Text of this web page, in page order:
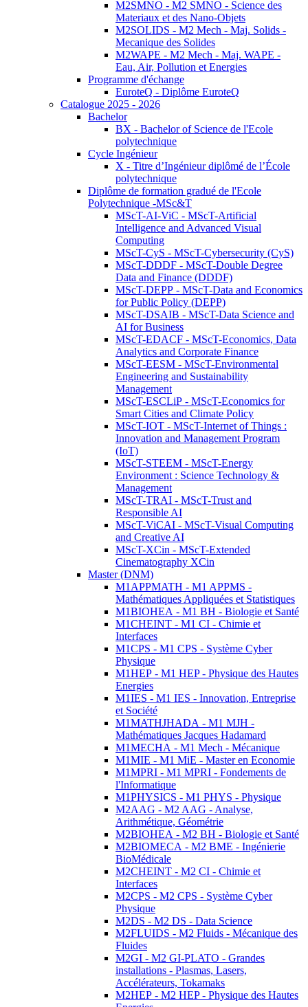
M2SMNO - M2 SMNO - Science des
Materiaux et des Nano-Objets
M2SOLIDS - M2 Mech - Maj. Solids -
Mecanique des Solides
M2WAPE - M2 Mech - Maj. WAPE -
Eau, Air, Pollution et Energies
Programme d'échange
EuroteQ - Diplôme EuroteQ
Catalogue 2025 - 2026
Bachelor
BX - Bachelor of Science de l'Ecole
polytechnique
Cycle Ingénieur
X - Titre d’Ingénieur diplômé de l’École
polytechnique
Diplôme de formation gradué de l'Ecole
Polytechnique -MSc&T
MScT-AI-ViC - MScT-Artificial
Intelligence and Advanced Visual
Computing
MScT-CyS - MScT-Cybersecurity (CyS)
MScT-DDDF - MScT-Double Degree
Data and Finance (DDDF)
MScT-DEPP - MScT-Data and Economics
for Public Policy (DEPP)
MScT-DSAIB - MScT-Data Science and
AI for Business
MScT-EDACF - MScT-Economics, Data
Analytics and Corporate Finance
MScT-EESM - MScT-Environmental
Engineering and Sustainability
Management
MScT-ESCLiP - MScT-Economics for
Smart Cities and Climate Policy
MScT-IOT - MScT-Internet of Things :
Innovation and Management Program
(IoT)
MScT-STEEM - MScT-Energy
Environment : Science Technology &
Management
MScT-TRAI - MScT-Trust and
Responsible AI
MScT-ViCAI - MScT-Visual Computing
and Creative AI
MScT-XCin - MScT-Extended
Cinematography XCin
Master (DNM)
M1APPMATH - M1 APPMS -
Mathématiques Appliquées et Statistiques
M1BIOHEA - M1 BH - Biologie et Santé
M1CHEINT - M1 CI - Chimie et
Interfaces
M1CPS - M1 CPS - Système Cyber
Physique
M1HEP - M1 HEP - Physique des Hautes
Energies
M1IES - M1 IES - Innovation, Entreprise
et Société
M1MATHJHADA - M1 MJH -
Mathématiques Jacques Hadamard
M1MECHA - M1 Mech - Mécanique
M1MIE - M1 MiE - Master en Economie
M1MPRI - M1 MPRI - Fondements de
l'Informatique
M1PHYSICS - M1 PHYS - Physique
M2AAG - M2 AAG - Analyse,
Arithmétique, Géométrie
M2BIOHEA - M2 BH - Biologie et Santé
M2BIOMECA - M2 BME - Ingénierie
BioMédicale
M2CHEINT - M2 CI - Chimie et
Interfaces
M2CPS - M2 CPS - Système Cyber
Physique
M2DS - M2 DS - Data Science
M2FLUIDS - M2 Fluids - Mécanique des
Fluides
M2GI - M2 GI-PLATO - Grandes
installations - Plasmas, Lasers,
Accélérateurs, Tokamaks
M2HEP - M2 HEP - Physique des Hautes